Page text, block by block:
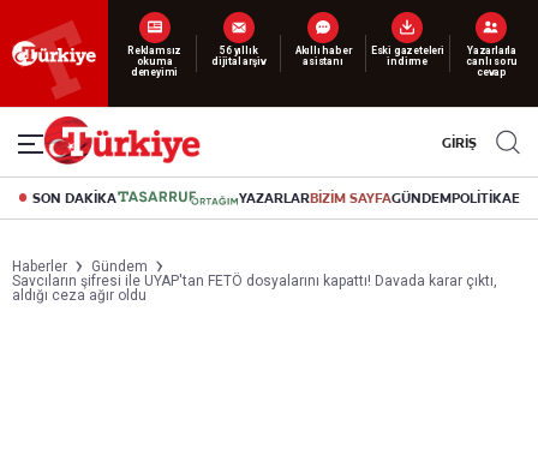
Reklamsız
okuma
deneyimi
56 yıllık
dijital arşiv
Akıllı haber
asistanı
Eski gazeteleri
indirme
Yazarlarla
canlı soru
cevap
GİRİŞ
SON DAKİKA YAZARLARBİZİM SAYFAGÜNDEMPOLİTİKA
Haberler
Gündem
Savcıların şifresi ile UYAP'tan FETÖ dosyalarını kapattı! Davada karar çıktı,
aldığı ceza ağır oldu